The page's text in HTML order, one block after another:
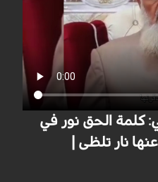
كلمة الحق نور في
نار تلظى |